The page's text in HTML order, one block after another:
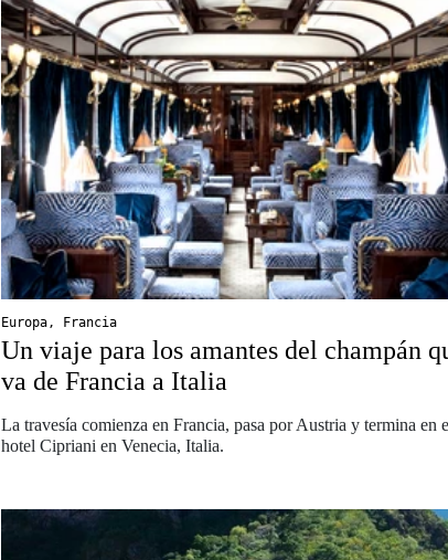
Europa , Francia
Un viaje para los amantes del champán
va de Francia a Italia
La travesía comienza en Francia, pasa por Austria y termina en
hotel Cipriani en Venecia, Italia.